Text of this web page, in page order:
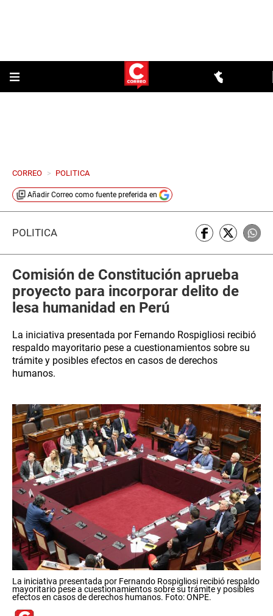
CORREO > POLITICA
Añadir Correo como fuente preferida en
POLÍTICA
Comisión de Constitución aprueba
proyecto para incorporar delito de
lesa humanidad en Perú
La iniciativa presentada por Fernando Rospigliosi recibió
respaldo mayoritario pese a cuestionamientos sobre su
trámite y posibles efectos en casos de derechos
humanos.
La iniciativa presentada por Fernando Rospigliosi recibió respaldo
mayoritario pese a cuestionamientos sobre su trámite y posibles
efectos en casos de derechos humanos. Foto: ONPE.